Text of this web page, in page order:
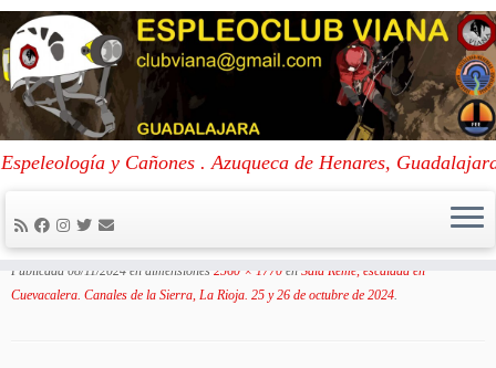
content
Espeleología y Cañones . Azuqueca de Henares,
Portada »
Sala Reme, escalada en Cuevacalera. Canales de la Sierra, La
Rioja. 25 y 26 de octubre de 2024
3
3
Publicada 08/11/2024 en dimensiones 2560 × 1770 en Sala Reme, escalada en
Cuevacalera. Canales de la Sierra, La Rioja. 25 y 26 de octubre de 2024.